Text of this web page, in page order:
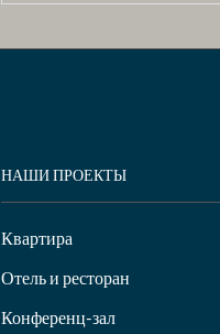
НАШИ ПРОЕКТЫ
Квартира
Отель и ресторан
Конференц-зал